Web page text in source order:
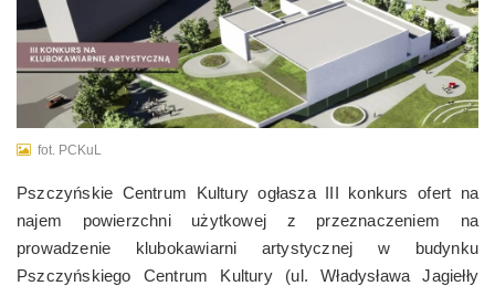
fot. PCKuL
Pszczyńskie Centrum Kultury ogłasza III konkurs ofert na
najem powierzchni użytkowej z przeznaczeniem na
prowadzenie klubokawiarni artystycznej w budynku
Pszczyńskiego Centrum Kultury (ul. Władysława Jagiełły